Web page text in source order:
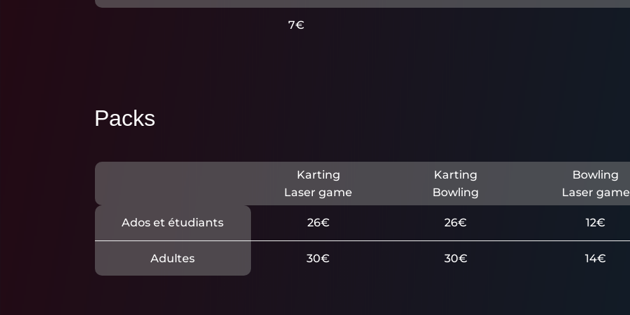
7€
Packs
Karting
Laser game
Karting
Bowling
Bowling
Laser game
Ados et étudiants 26€ 26€ 12€
Adultes 30€ 30€ 14€